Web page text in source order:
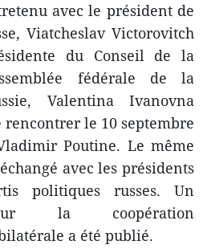
avec le président de
Viatcheslav Victorovitch
du Conseil de la
fédérale de la
Valentina Ivanovna
le 10 septembre
Poutine. Le même
avec les présidents
politiques russes. Un
la coopération
a été publié.